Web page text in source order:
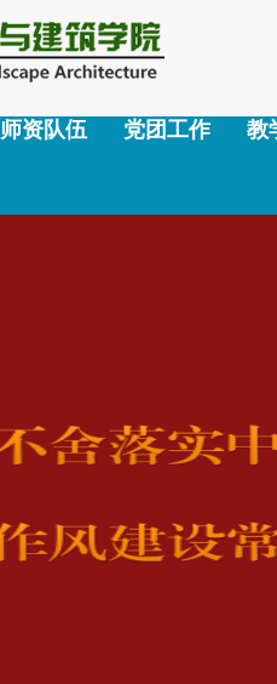
师资队伍 党团工作
教